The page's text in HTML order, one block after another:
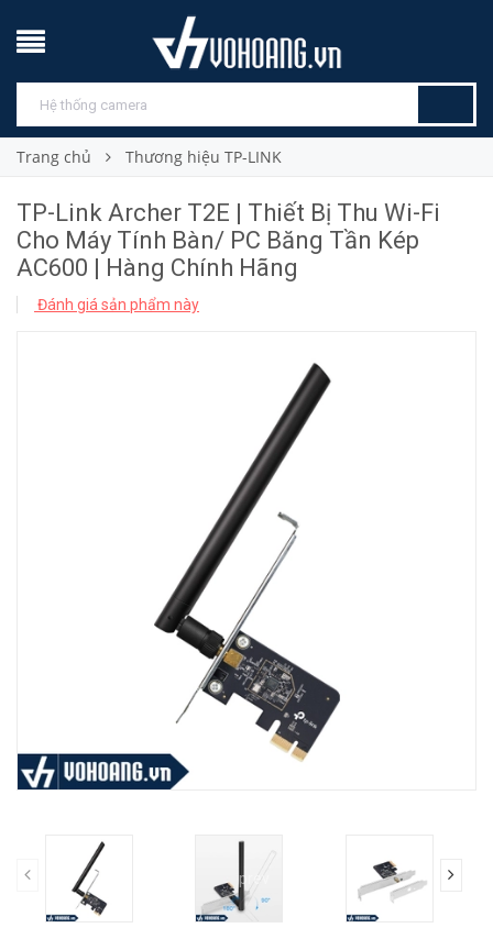
Trang chủ Thương hiệu TP-LINK
TP-Link Archer T2E | Thiết Bị Thu Wi-Fi
Cho Máy Tính Bàn/ PC Băng Tần Kép
AC600 | Hàng Chính Hãng
Đánh giá sản phẩm này
prev